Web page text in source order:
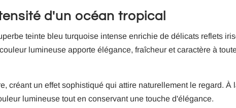
d'un océan tropical
teinte bleu turquoise intense enrichie de délicats reflets
lumineuse apporte élégance, fraîcheur et caractère à
créant un effet sophistiqué qui attire naturellement le regard. À
lumineuse tout en conservant une touche d'élégance.